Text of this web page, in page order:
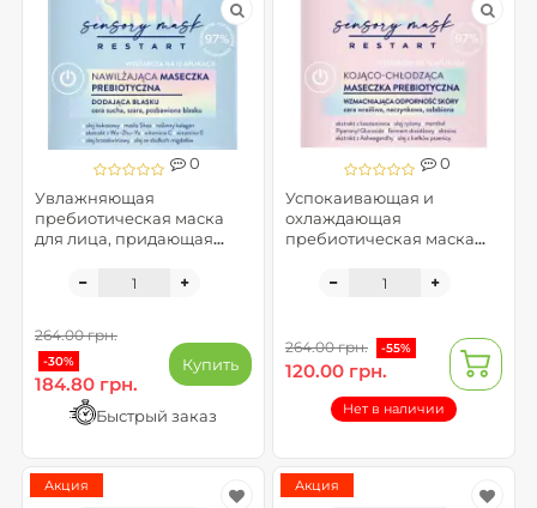
0
Увлажняющая
пребиотическая маска
для лица, придающая
SENSORY MASK
264.00 грн.
-30%
184.80 грн.
Купить
Быстрый заказ
0
Успокаивающая и
охлаждающая
пребиотическая маска
SENSORY MASK
264.00 грн. -55%
120.00 грн.
Нет в наличии
Акция Акция